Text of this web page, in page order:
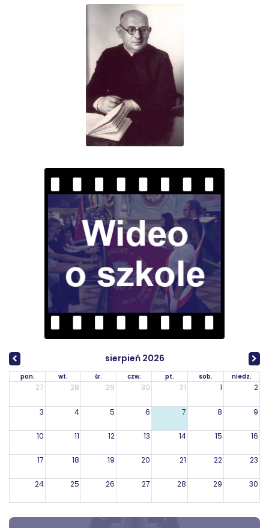
sierpień 2026
pon. wt. śr. czw. pt. sob. niedz.
27 28 29 30 31 1 2
3 4 5 6 7 8 9
10 11 12 13 14 15 16
17 18 19 20 21 22 23
24 25 26 27 28 29 30